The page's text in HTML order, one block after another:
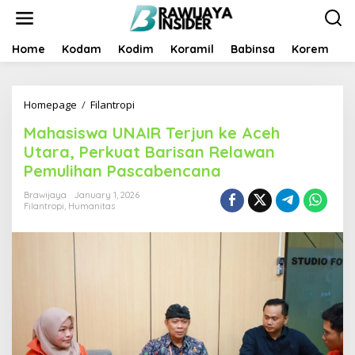
t
Home Kodam Kodim Koramil Babinsa Korem
Homepage / Filantropi
h
a
s
i
s
U
Mahasiswa UNAIR Terjun ke Aceh
Utara, Perkuat Barisan Relawan
Pemulihan Pascabencana
Brawijaya
January 1, 2026
Filantropi, Humanitas